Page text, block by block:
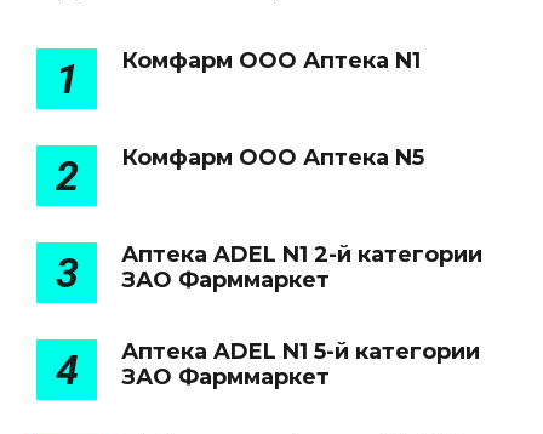
1 Комфарм ООО Аптека N1
2 Комфарм ООО Аптека N5
3
Аптека ADEL N1 2-й категории
ЗАО Фарммаркет
4
Аптека ADEL N1 5-й категории
ЗАО Фарммаркет